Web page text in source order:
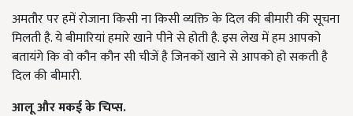
अमतौर पर हमें रोजाना किसी ना किसी व्यक्ति के दिल की बीमारी की सूचना
मिलती है. ये बीमारियां हमारे खाने पीने से होती है. इस लेख में हम आपको
बतायंगे कि वो कौन कौन सी चीजें है जिनकों खाने से आपको हो सकती है
दिल की बीमारी.
आलू और मकई के चिप्स.